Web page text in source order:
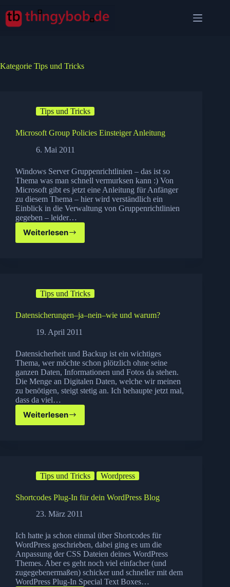
Inhalt
springen
Kategorie Tips und Tricks
Tips und Tricks
Microsoft Group Policies Einsteiger Anleitung
6. Mai 2011
Windows Server Gruppenrichtlinien – das ist so
Thema was man schnell vermurksen kann :) Von
Microsoft gibt es jetzt eine Anleitung für Anfänger
zu diesem Thema – hier wird verständlich ein
Einblick in die Verwaltung von Gruppenrichtlinien
gegeben – leider…
Weiterlesen
Microsoft
Tips und Tricks
Datensicherungen–ja–nein–wie und warum?
19. April 2011
Datensicherheit und Backup ist ein wichtiges
Thema, wer möchte schon plötzlich ohne seine
ganzen Daten, Informationen und Fotos da stehen.
Die Menge an Digitalen Daten, welche wir meinen
zu benötigen, steigt stetig an. Ich behaupte jetzt mal,
dass da viel…
WeiterlesenDatensicherungen–
ja–
Tips und Tricks Wordpress
Shortcodes Plug-In für dein WordPress Blog
23. März 2011
Ich hatte ja schon einmal über Shortcodes für
WordPress geschrieben, dabei ging es um die
Anpassung der CSS Dateien deines WordPress
Themes. Aber es geht noch viel einfacher (und
zugegebenermaßen) schicker und schneller mit dem
WordPress Plug-In Special Text Boxes…